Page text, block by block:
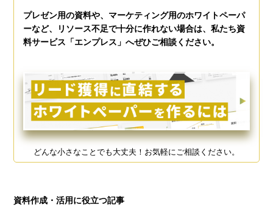
プレゼン用の資料や、マーケティング用のホワイトペーパ
ーなど、リソース不足で十分に作れない場合は、私たち資
料サービス「エンプレス」へぜひご相談ください。
どんな小さなことでも大丈夫！お気軽にご相談ください。
資料作成・活用に役立つ記事